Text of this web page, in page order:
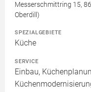
Messerschmittring 15,
Oberdill)
SPEZIALGEBIETE
Küche
SERVICE
Einbau,